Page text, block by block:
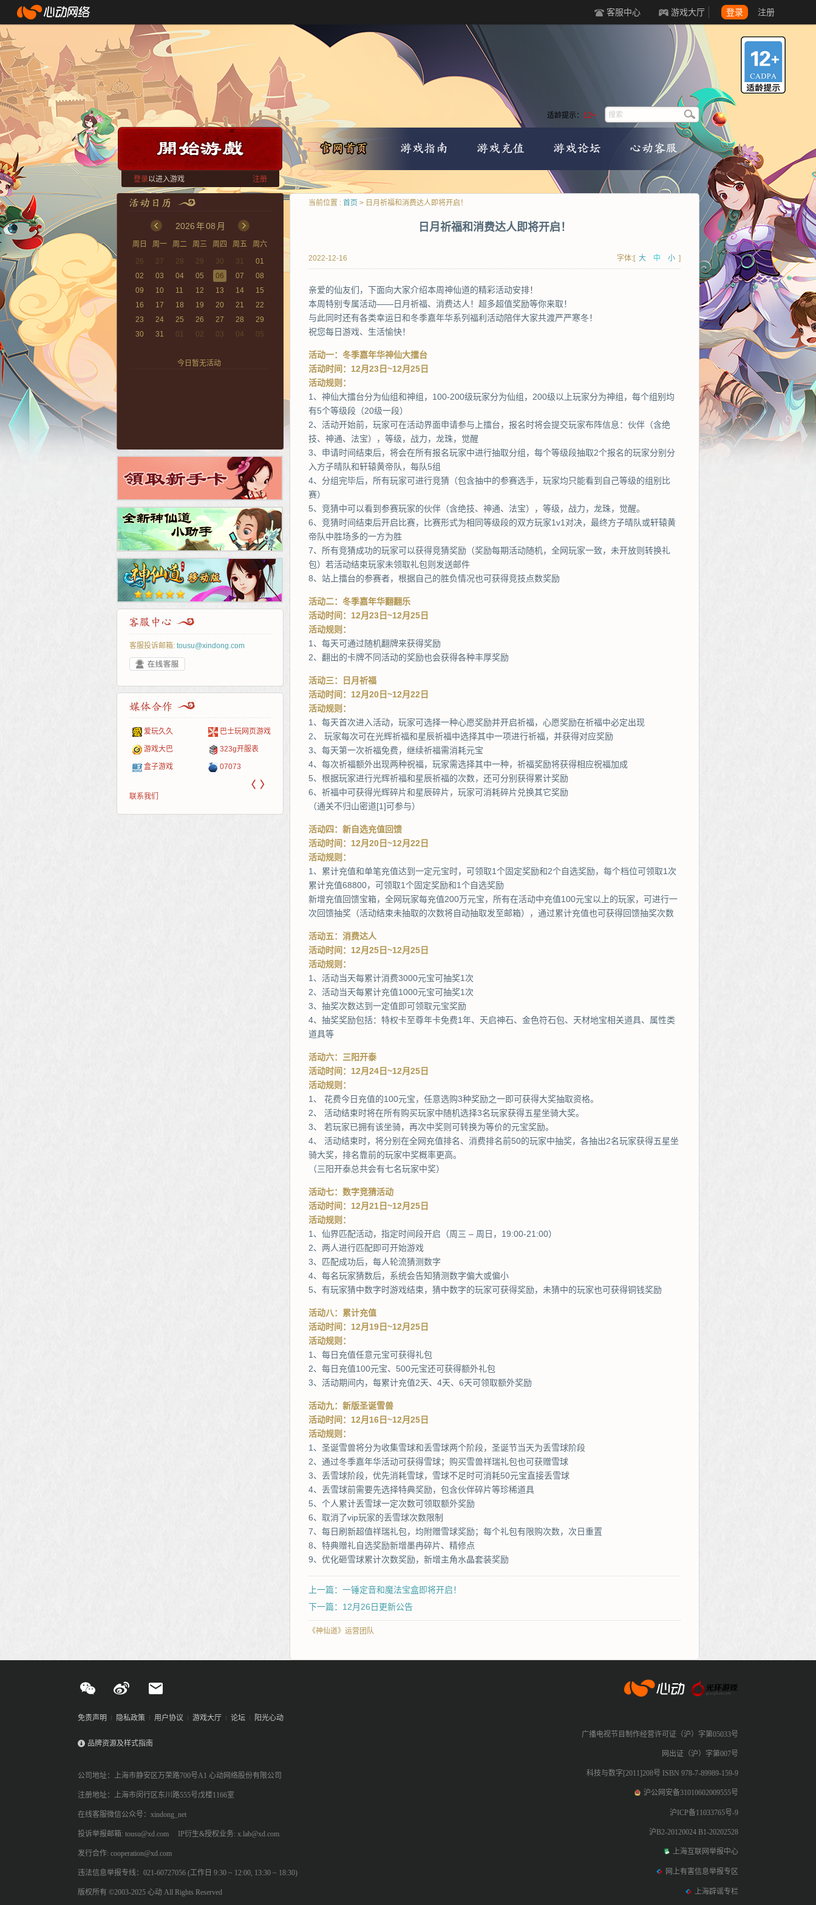
客服中心 游戏大厅 登录 注册
登录以进入游戏 注册
适龄提示： 12+
2026年08 月
周日 周一 周二 周三 周四 周五
周六
26
27 28 29 30 31
01
02
03 04 05 06 07
08
09
10 11 12 13 14
15
16
17 18 19 20 21
22
23
24 25 26 27 28
29
30
31 01 02 03 04 05
今日暂无活动
客服投诉邮箱: tousu@xindong.com
爱玩久久 巴士玩网页游戏
游戏大巴 323g开服表
盒子游戏 07073
页游网
腾讯游戏 新浪游戏
新浪页游 网易游戏
多玩
pcgame 中华网
Cwan
游一游
游侠网页游戏 40407
5617网游网 一游网
开服网
斗蟹网页游戏 游戏观察
4q5q游戏
〈 〉
联系我们
当前位置 : 首页 > 日月祈福和消费达人即将开启！
日月祈福和消费达人即将开启！
2022-12-16 字体:[ 大 中 小 ]
亲爱的仙友们，下面向大家介绍本周神仙道的精彩活动安排！
本周特别专属活动——日月祈福、消费达人！超多超值奖励等你来取！
与此同时还有各类幸运日和冬季嘉年华系列福利活动陪伴大家共渡严严寒冬！
祝您每日游戏、生活愉快！
活动一：冬季嘉年华神仙大擂台
活动时间：12月23日~12月25日
活动规则：
1、神仙大擂台分为仙组和神组，100-200级玩家分为仙组，200级以上玩家分为神组，每个组别均
有5个等级段（20级一段）
2、活动开始前，玩家可在活动界面申请参与上擂台，报名时将会提交玩家布阵信息：伙伴（含绝
技、神通、法宝），等级，战力，龙珠，觉醒
3、申请时间结束后，将会在所有报名玩家中进行抽取分组，每个等级段抽取2个报名的玩家分别分
入方子晴队和轩辕黄帝队，每队5组
4、分组完毕后，所有玩家可进行竞猜（包含抽中的参赛选手，玩家均只能看到自己等级的组别比
赛）
5、竞猜中可以看到参赛玩家的伙伴（含绝技、神通、法宝），等级，战力，龙珠，觉醒。
6、竞猜时间结束后开启比赛，比赛形式为相同等级段的双方玩家1v1对决，最终方子晴队或轩辕黄
帝队中胜场多的一方为胜
7、所有竞猜成功的玩家可以获得竞猜奖励（奖励每期活动随机，全网玩家一致，未开放则转换礼
包）若活动结束玩家未领取礼包则发送邮件
8、站上擂台的参赛者，根据自己的胜负情况也可获得竞技点数奖励
活动二：冬季嘉年华翻翻乐
活动时间：12月23日~12月25日
活动规则：
1、每天可通过随机翻牌来获得奖励
2、翻出的卡牌不同活动的奖励也会获得各种丰厚奖励
活动三：日月祈福
活动时间：12月20日~12月22日
活动规则：
1、每天首次进入活动，玩家可选择一种心愿奖励并开启祈福，心愿奖励在祈福中必定出现
2、 玩家每次可在光辉祈福和星辰祈福中选择其中一项进行祈福，并获得对应奖励
3、每天第一次祈福免费，继续祈福需消耗元宝
4、每次祈福额外出现两种祝福，玩家需选择其中一种，祈福奖励将获得相应祝福加成
5、根据玩家进行光辉祈福和星辰祈福的次数，还可分别获得累计奖励
6、祈福中可获得光辉碎片和星辰碎片，玩家可消耗碎片兑换其它奖励
（通关不归山密道[1]可参与）
活动四：新自选充值回馈
活动时间：12月20日~12月22日
活动规则：
1、累计充值和单笔充值达到一定元宝时，可领取1个固定奖励和2个自选奖励，每个档位可领取1次
累计充值68800，可领取1个固定奖励和1个自选奖励
新增充值回馈宝箱，全网玩家每充值200万元宝，所有在活动中充值100元宝以上的玩家，可进行一
次回馈抽奖（活动结束未抽取的次数将自动抽取发至邮箱），通过累计充值也可获得回馈抽奖次数
活动五：消费达人
活动时间：12月25日~12月25日
活动规则：
1、活动当天每累计消费3000元宝可抽奖1次
2、活动当天每累计充值1000元宝可抽奖1次
3、抽奖次数达到一定值即可领取元宝奖励
4、抽奖奖励包括：特权卡至尊年卡免费1年、天启神石、金色符石包、天材地宝相关道具、属性类
道具等
活动六：三阳开泰
活动时间：12月24日~12月25日
活动规则：
1、 花费今日充值的100元宝，任意选购3种奖励之一即可获得大奖抽取资格。
2、 活动结束时将在所有购买玩家中随机选择3名玩家获得五星坐骑大奖。
3、 若玩家已拥有该坐骑，再次中奖则可转换为等价的元宝奖励。
4、 活动结束时，将分别在全网充值排名、消费排名前50的玩家中抽奖，各抽出2名玩家获得五星坐
骑大奖，排名靠前的玩家中奖概率更高。
（三阳开泰总共会有七名玩家中奖）
活动七：数字竞猜活动
活动时间：12月21日~12月25日
活动规则：
1、仙界匹配活动，指定时间段开启（周三 – 周日，19:00-21:00）
2、两人进行匹配即可开始游戏
3、匹配成功后，每人轮流猜测数字
4、每名玩家猜数后，系统会告知猜测数字偏大或偏小
5、有玩家猜中数字时游戏结束，猜中数字的玩家可获得奖励，未猜中的玩家也可获得铜钱奖励
活动八：累计充值
活动时间：12月19日~12月25日
活动规则：
1、每日充值任意元宝可获得礼包
2、每日充值100元宝、500元宝还可获得额外礼包
3、活动期间内，每累计充值2天、4天、6天可领取额外奖励
活动九：新版圣诞雪兽
活动时间：12月16日~12月25日
活动规则：
1、圣诞雪兽将分为收集雪球和丢雪球两个阶段，圣诞节当天为丢雪球阶段
2、通过冬季嘉年华活动可获得雪球；购买雪兽祥瑞礼包也可获赠雪球
3、丢雪球阶段，优先消耗雪球，雪球不足时可消耗50元宝直接丢雪球
4、丢雪球前需要先选择特典奖励，包含伙伴碎片等珍稀道具
5、个人累计丢雪球一定次数可领取额外奖励
6、取消了vip玩家的丢雪球次数限制
7、每日刷新超值祥瑞礼包，均附赠雪球奖励；每个礼包有限购次数，次日重置
8、特典赠礼自选奖励新增墨冉碎片、精修点
9、优化砸雪球累计次数奖励，新增主角水晶套装奖励
上一篇：一锤定音和魔法宝盒即将开启！
下一篇：12月26日更新公告
《神仙道》运营团队
免责声明 隐私政策 用户协议 游戏大厅 论坛 阳光心动
品牌资源及样式指南
公司地址：上海市静安区万荣路700号A1 心动网络股份有限公司
注册地址：上海市闵行区东川路555号戊楼1166室
在线客服微信公众号：xindong_net
投诉举报邮箱: tousu@xd.com IP衍生&授权业务: x.lab@xd.com
发行合作: cooperation@xd.com
违法信息举报专线：021-60727056 (工作日 9:30 ~ 12:00, 13:30 ~ 18:30)
广播电视节目制作经营许可证（沪）字第05033号
网出证（沪）字第007号
科技与数字[2011]208号 ISBN 978-7-89989-159-9
沪公网安备31010602009555号
沪ICP备11033765号-9
沪B2-20120024 B1-20202528
上海互联网举报中心
网上有害信息举报专区
上海辟谣专栏
版权所有 ©2003-2025 心动 All Rights Reserved
心动网络